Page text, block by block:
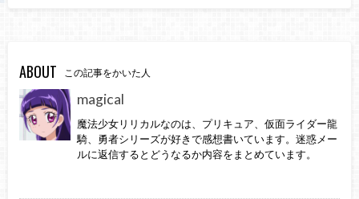
ABOUT この記事をかいた人
magical
魔法少女リリカルなのは、プリキュア、仮面ライダー龍
騎、勇者シリーズが好きで感想書いています。迷惑メー
ルに返信するとどうなるか内容をまとめています。